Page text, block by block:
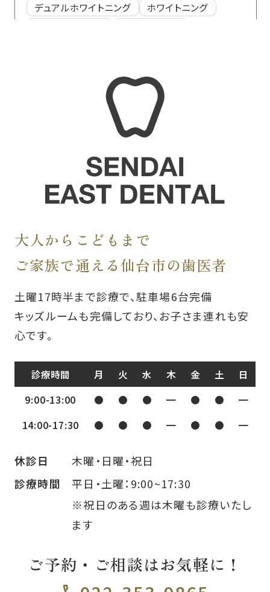
デュアルホワイトニング
ホワイトニング
大人からこどもまで
ご家族で通える仙台市の歯医者
土曜17時半まで診療で、駐車場6台完備
キッズルームも完備しており、お子さま連れも安
心です。
診療時間 月 火 水 木 金 土
日
9:00-13:00
● ● ● ━ ● ●
━
14:00-17:30
● ● ● ━ ● ● ━
休診日
木曜・日曜・祝日
診療時間
平日・土曜：9:00~17:30
※祝日のある週は木曜も診療いたし
ます
ご予約・ご相談はお気軽に！